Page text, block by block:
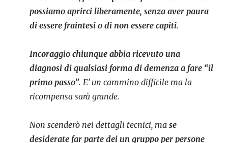
possiamo aprirci liberamente, senza aver paura
di essere fraintesi o di non essere capiti.
Incoraggio chiunque abbia ricevuto una
diagnosi di qualsiasi forma di demenza a fare “il
primo passo”. E’ un cammino difficile ma la
ricompensa sarà grande.
Non scenderò nei dettagli tecnici, ma se
desiderate far parte dei un gruppo per persone